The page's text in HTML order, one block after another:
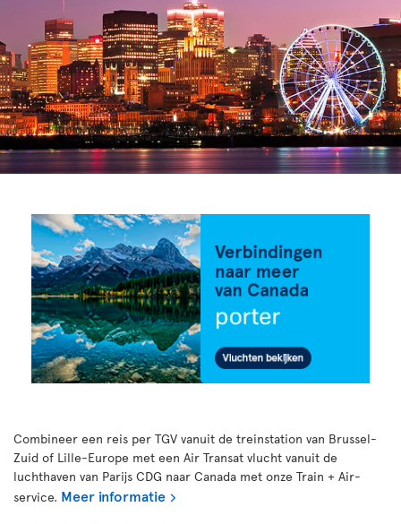
Combineer een reis per TGV vanuit de treinstation van Brussel-
Zuid of Lille-Europe met een Air Transat vlucht vanuit de
luchthaven van Parijs CDG naar Canada met onze Train + Air-
service. Meer informatie